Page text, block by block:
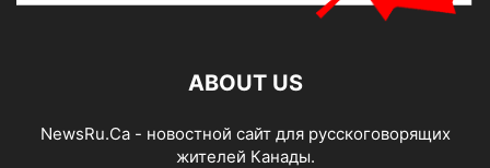
ABOUT US
NewsRu.Ca - новостной сайт для русскоговорящих
жителей Канады.